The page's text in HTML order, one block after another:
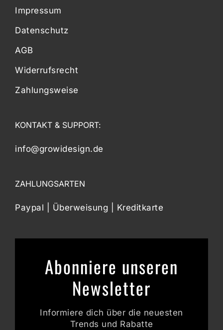
Impressum
Datenschutz
AGB
Widerrufsrecht
Zahlungsweise
KONTAKT & SUPPORT:
info@growidesign.de
ZAHLUNGSARTEN
Paypal | Überweisung | Kreditkarte
Abonniere unseren
Newsletter
Informiere dich über die neuesten
Trends und Rabatte